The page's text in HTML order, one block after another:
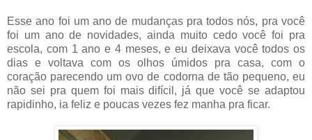
Esse ano foi um ano de mudanças pra todos nós, pra você
foi um ano de novidades, ainda muito cedo você foi pra
escola, com 1 ano e 4 meses, e eu deixava você todos os
dias e voltava com os olhos úmidos pra casa, com o
coração parecendo um ovo de codorna de tão pequeno, eu
não sei pra quem foi mais difícil, já que você se adaptou
rapidinho, ia feliz e poucas vezes fez manha pra ficar.